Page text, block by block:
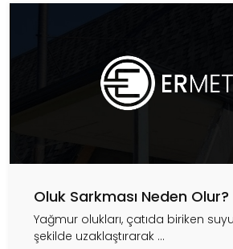
Oluk Sarkması Neden Olur?
Yağmur olukları, çatıda biriken
şekilde uzaklaştırarak ...